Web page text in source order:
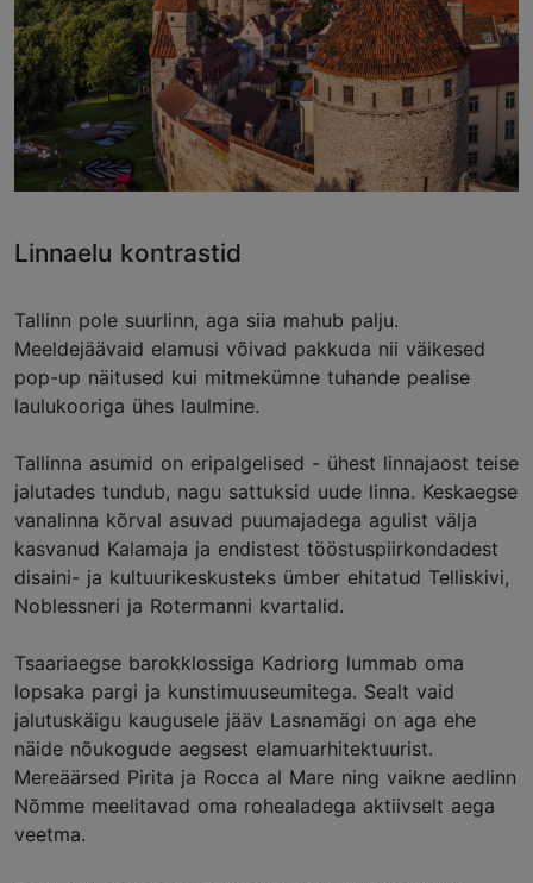
Linnaelu kontrastid
Tallinn pole suurlinn, aga siia mahub palju.
Meeldejäävaid elamusi võivad pakkuda nii väikesed
pop-up näitused kui mitmekümne tuhande pealise
laulukooriga ühes laulmine.
Tallinna asumid on eripalgelised - ühest linnajaost teise
jalutades tundub, nagu sattuksid uude linna. Keskaegse
vanalinna kõrval asuvad puumajadega agulist välja
kasvanud Kalamaja ja endistest tööstuspiirkondadest
disaini- ja kultuurikeskusteks ümber ehitatud Telliskivi,
Noblessneri ja Rotermanni kvartalid.
Tsaariaegse barokklossiga Kadriorg lummab oma
lopsaka pargi ja kunstimuuseumitega. Sealt vaid
jalutuskäigu kaugusele jääv Lasnamägi on aga ehe
näide nõukogude aegsest elamuarhitektuurist.
Mereäärsed Pirita ja Rocca al Mare ning vaikne aedlinn
Nõmme meelitavad oma rohealadega aktiivselt aega
veetma.